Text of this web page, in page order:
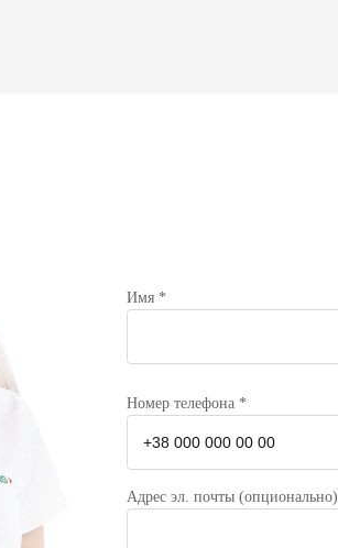
Имя *
Номер телефона *
Адрес эл. почты (опционально)